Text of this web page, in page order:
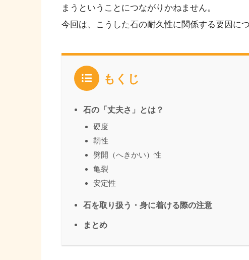
まうということにつながりかねません。
今回は、こうした石の耐久性に関係する要因に
もくじ
石の「丈夫さ」とは？
硬度
靭性
劈開（へきかい）性
亀裂
安定性
石を取り扱う・身に着ける際の注意
まとめ